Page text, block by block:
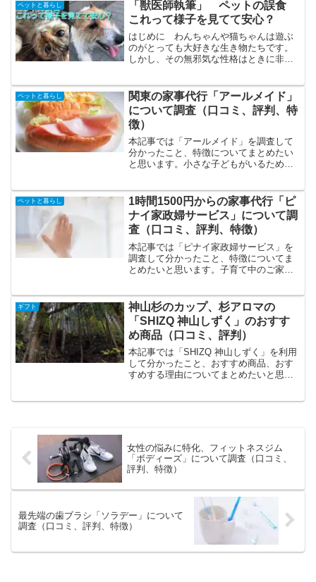
いマイページ、高い評価、口...
ペットと暮らし
「獣医師執筆」 ペットの誤食
これって様子を見てて安心？
はじめに わんちゃんや猫ちゃんは遊ぶ
のがとっても大好きな生き物たちです。
しかし、その無邪気な性格はときに非常
は、1歳前後の人間の赤ちゃんがいるよう
なものですから、なんでも...
ペットと暮らし
関東の家事代行「アールメイド」
について調査（口コミ、評判、特
徴）
本記事では「アールメイド」を調査して
分かったこと、特徴についてまとめたい
と思います。小さな子どもがいるため家
という方に人気のようです。「アールメ
イド」の特徴、特色の特徴...
ペットと暮らし
1時間1500円からの家事代行「ピ
ナイ家政婦サービス」について調
査（口コミ、評判、特徴）
本記事では「ピナイ家政婦サービス」を
調査して分かったこと、特徴についてま
とめたいと思います。子育て中のご家庭
家政婦サービス」の特徴、特色の特徴は
フィリピンの世界水準の高...
ギフト
神山杉のカップ、杉アロマの
「SHIZQ 神山しずく」のおすす
め商品（口コミ、評判）
本記事では「SHIZQ 神山しずく」を利用
して分かったこと、おすすめ商品、おす
すめする理由についてまとめたいと思い
女性の悩みに特化、フィットネスジム
「ボディーズ」について調査（口コミ、
評判、特徴）
最先端の歯ブラシ「ソラデー」について
調査（口コミ、評判、特徴）